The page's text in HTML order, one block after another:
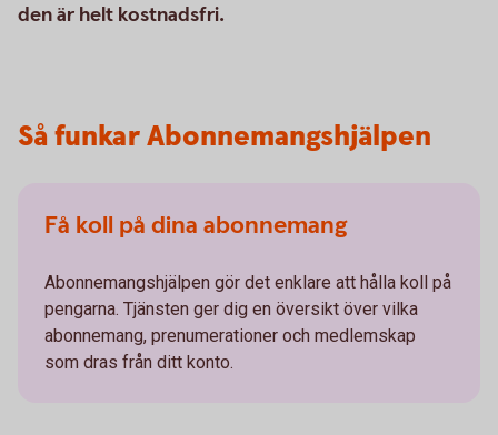
den är helt kostnadsfri.
Så funkar Abonnemangshjälpen
Få koll på dina abonnemang
Abonnemangshjälpen gör det enklare att hålla koll på
pengarna. Tjänsten ger dig en översikt över vilka
abonnemang, prenumerationer och medlemskap
som dras från ditt konto.